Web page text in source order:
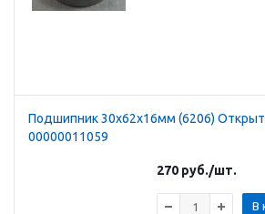
Подшипник 30х62х16мм (6206)
00000011059
270 руб./шт.
В